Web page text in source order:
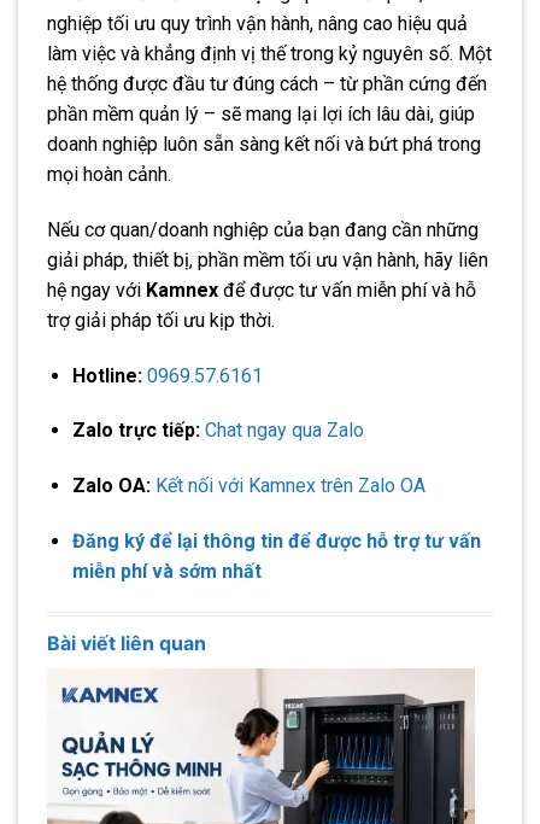
nghiệp tối ưu quy trình vận hành, nâng cao hiệu quả
làm việc và khẳng định vị thế trong kỷ nguyên số. Một
hệ thống được đầu tư đúng cách – từ phần cứng đến
phần mềm quản lý – sẽ mang lại lợi ích lâu dài, giúp
doanh nghiệp luôn sẵn sàng kết nối và bứt phá trong
mọi hoàn cảnh.
Nếu cơ quan/doanh nghiệp của bạn đang cần những
giải pháp, thiết bị, phần mềm tối ưu vận hành, hãy liên
hệ ngay với Kamnex để được tư vấn miễn phí và hỗ
trợ giải pháp tối ưu kịp thời.
Hotline: 0969.57.6161
Zalo trực tiếp: Chat ngay qua Zalo
Zalo OA: Kết nối với Kamnex trên Zalo OA
Đăng ký để lại thông tin để được hỗ trợ tư vấn
miễn phí và sớm nhất
Bài viết liên quan